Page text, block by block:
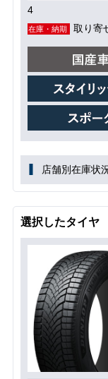
4
在庫・納期 取り寄
店舗別在庫状
選択したタイヤ